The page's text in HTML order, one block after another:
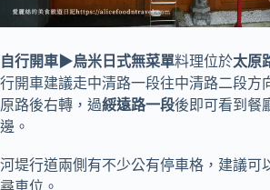
自行開車▶烏米日式無菜單料理位於太原
行開車建議走中清路一段往中清路二段方
原路後右轉，過綏遠路一段後即可看到餐
邊。
河堤行道兩側有不少公有停車格，建議可